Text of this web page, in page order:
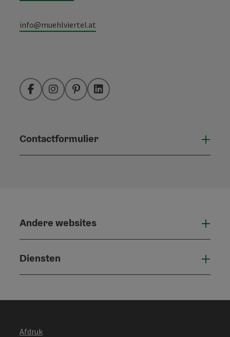
info@muehlviertel.at
FacebookInstagramPinterestLinkedIn
Contactformulier
Andere websites
Diensten
Afdruk